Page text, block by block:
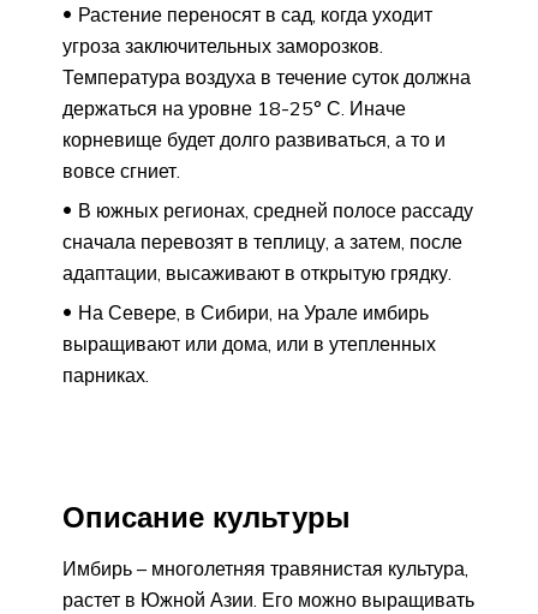
Растение переносят в сад, когда уходит
угроза заключительных заморозков.
Температура воздуха в течение суток должна
держаться на уровне 18-25° С. Иначе
корневище будет долго развиваться, а то и
вовсе сгниет.
В южных регионах, средней полосе рассаду
сначала перевозят в теплицу, а затем, после
адаптации, высаживают в открытую грядку.
На Севере, в Сибири, на Урале имбирь
выращивают или дома, или в утепленных
парниках.
Описание культуры
Имбирь – многолетняя травянистая культура,
растет в Южной Азии. Его можно выращивать